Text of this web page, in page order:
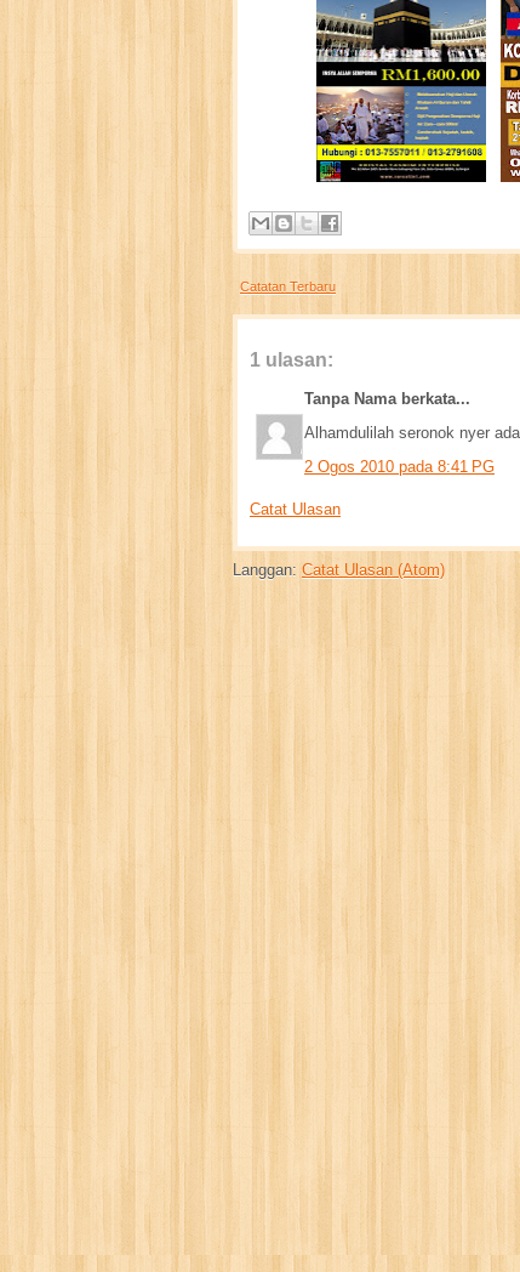
Catatan Terbaru
1 ulasan:
Tanpa Nama berkata...
Alhamdulilah seronok nyer
2 Ogos 2010 pada 8:41 PG
Catat Ulasan
Langgan: Catat Ulasan (Atom)